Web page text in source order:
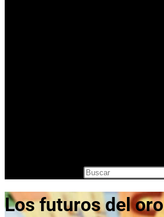
Los futuros del oro